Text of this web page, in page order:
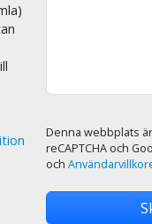
Denna webbplats
reCAPTCHA och
och